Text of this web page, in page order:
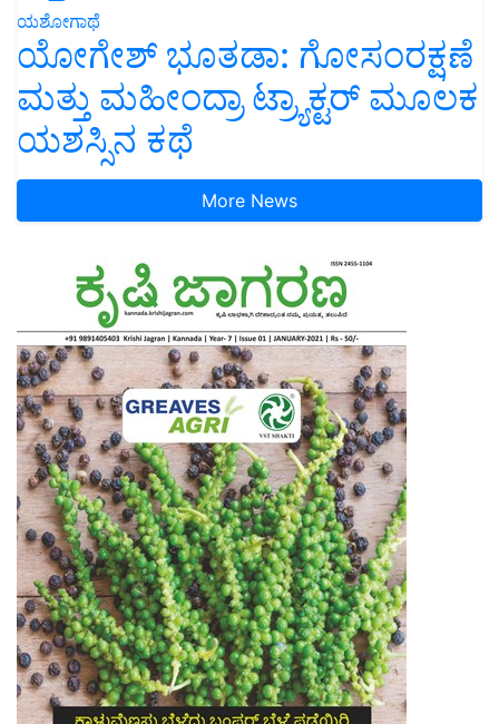
ಯಶೋಗಾಥೆ
ಯೋಗೇಶ್ ಭೂತಡಾ: ಗೋಸಂರಕ್ಷಣೆ
ಮತ್ತು ಮಹೀಂದ್ರಾ ಟ್ರ್ಯಾಕ್ಟರ್ ಮೂಲಕ
ಯಶಸ್ಸಿನ ಕಥೆ
More News